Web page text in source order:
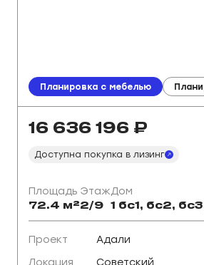
Планировка с мебелью
16 636 196 ₽
Доступна покупка в лизинг
Площадь
72.4 м²
Этаж
2/9
Дом
1 ㅤㅤㅤㅤㅤㅤㅤㅤбс1,
Проект
Адали
Локация
Советский